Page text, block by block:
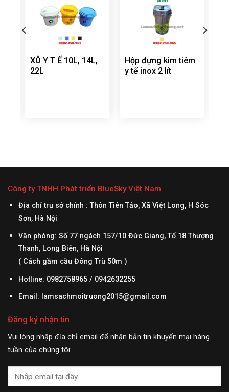
XÔ Y T Ế 10L, 14L,
22L
Hộp đựng kim tiêm
y tế inox 2 lít
Công ty TNHH Phát triển BlueSky Việt Nam
Địa chỉ trụ sở chính : Thôn Tiên Tảo, Xã Việt Long, H Sóc
Sơn, Hà Nội
Văn phòng: Số 77 ngách 157/10 Đức Giang, Tổ 18 Thượng
Thanh, Long Biên, Hà Nội
( Cách gầm cầu Đông Trù 50m )
Hotline: 0982758965 / 0942632255
Email: lamsachmoitruong2015@gmail.com
Đăng ký nhận tin
Vui lòng nhập địa chỉ email để nhận bản tin khuyến mại hàng
tuần của chúng tôi: